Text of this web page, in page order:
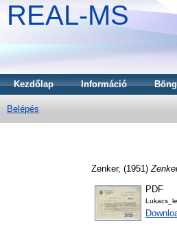
REAL-MS
Kezdőlap Információ
Belépés
Zenker, (1951)
PDF